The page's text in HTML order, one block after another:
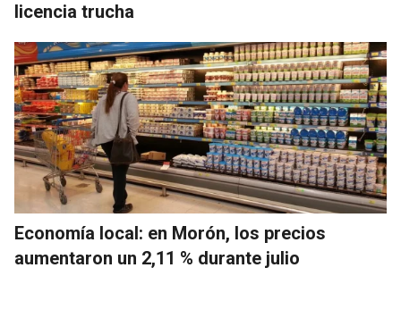
licencia trucha
Economía local: en Morón, los precios
aumentaron un 2,11 % durante julio